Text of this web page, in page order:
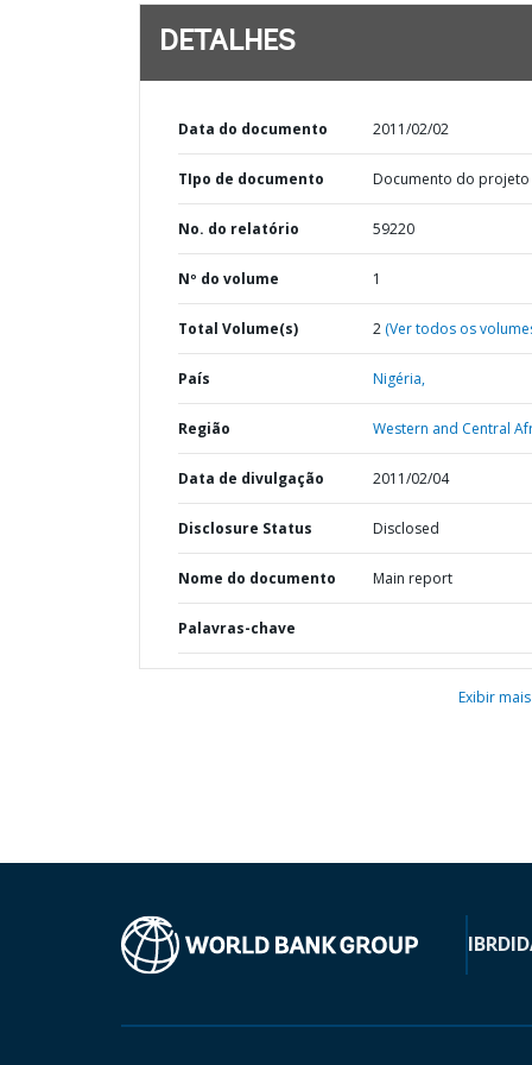
DETALHES
Data do documento 2011/02/02
TIpo de documento Documento do projeto
No. do relatório 59220
Nº do volume 1
Total Volume(s) 2 (Ver todos os
País Nigéria,
Região Western and Central
Data de divulgação 2011/02/04
Disclosure Status Disclosed
Nome do documento Main report
Palavras-chave
Exibir mais
IBRD